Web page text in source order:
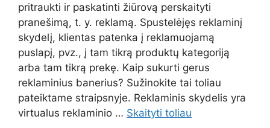
pritraukti ir paskatinti žiūrovą perskaityti
pranešimą, t. y. reklamą. Spustelėjęs reklaminį
skydelį, klientas patenka į reklamuojamą
puslapį, pvz., į tam tikrą produktų kategoriją
arba tam tikrą prekę. Kaip sukurti gerus
reklaminius banerius? Sužinokite tai toliau
pateiktame straipsnyje. Reklaminis skydelis yra
virtualus reklaminio … Skaityti toliau